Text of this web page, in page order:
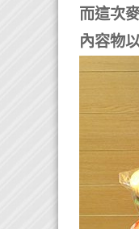
而這次
內容物